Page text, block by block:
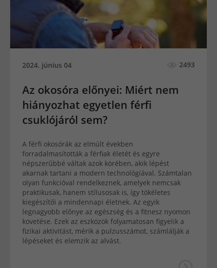
2024. június 04 2493
Az okosóra előnyei: Miért nem
hiányozhat egyetlen férfi
csuklójáról sem?
A férfi okosórák az elmúlt években
forradalmasították a férfiak életét és egyre
népszerűbbé váltak azok körében, akik lépést
akarnak tartani a modern technológiával. Számtalan
olyan funkcióval rendelkeznek, amelyek nemcsak
praktikusak, hanem stílusosak is, így tökéletes
kiegészítői a mindennapi életnek. Az egyik
legnagyobb előnye az egészség és a fitnesz nyomon
követése. Ezek az eszközök folyamatosan figyelik a
fizikai aktivitást, mérik a pulzusszámot, számlálják a
lépéseket és elemzik az alvást.